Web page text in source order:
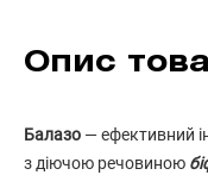
Опис
Балазо — ефективний
з діючою речовиною